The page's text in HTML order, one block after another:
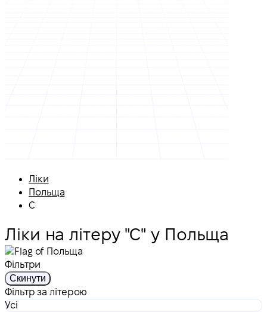
Ліки
Польща
С
Ліки на літеру "С" у Польща
Фільтри
Скинути
Фільтр за літерою
Усі